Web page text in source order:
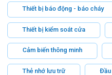
Thiết bị báo động - báo cháy
Thiết bị kiểm soát cửa
Cảm biến thông minh
Thẻ nhớ lưu trữ